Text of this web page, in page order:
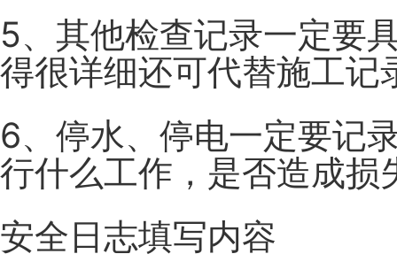
5、其他检查记录一定要
得很详细还可代替施工记
6、停水、停电一定要记
行什么工作，是否造成损
安全日志填写内容